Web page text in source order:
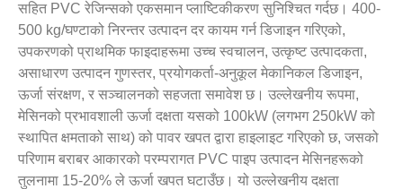
सहित PVC रेजिन्सको एकसमान प्लाष्टिकीकरण सुनिश्चित गर्दछ। 400-
500 kg/घण्टाको निरन्तर उत्पादन दर कायम गर्न डिजाइन गरिएको,
उपकरणको प्राथमिक फाइदाहरूमा उच्च स्वचालन, उत्कृष्ट उत्पादकता,
असाधारण उत्पादन गुणस्तर, प्रयोगकर्ता-अनुकूल मेकानिकल डिजाइन,
ऊर्जा संरक्षण, र सञ्चालनको सहजता समावेश छ। उल्लेखनीय रूपमा,
मेसिनको प्रभावशाली ऊर्जा दक्षता यसको 100kW (लगभग 250kW को
स्थापित क्षमताको साथ) को पावर खपत द्वारा हाइलाइट गरिएको छ, जसको
परिणाम बराबर आकारको परम्परागत PVC पाइप उत्पादन मेसिनहरूको
तुलनामा 15-20% ले ऊर्जा खपत घटाउँछ। यो उल्लेखनीय दक्षता